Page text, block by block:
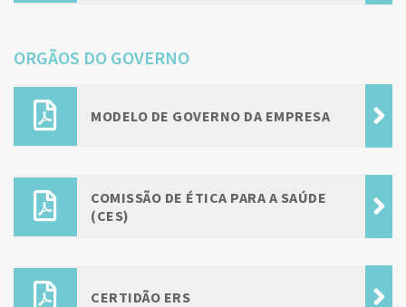
ORGÃOS DO GOVERNO
MODELO DE GOVERNO DA EMPRESA
COMISSÃO DE ÉTICA PARA A SAÚDE
(CES)
CERTIDÃO ERS